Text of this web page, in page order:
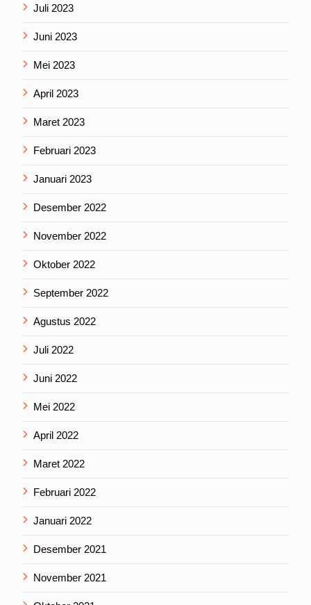
Juli 2023
Juni 2023
Mei 2023
April 2023
Maret 2023
Februari 2023
Januari 2023
Desember 2022
November 2022
Oktober 2022
September 2022
Agustus 2022
Juli 2022
Juni 2022
Mei 2022
April 2022
Maret 2022
Februari 2022
Januari 2022
Desember 2021
November 2021